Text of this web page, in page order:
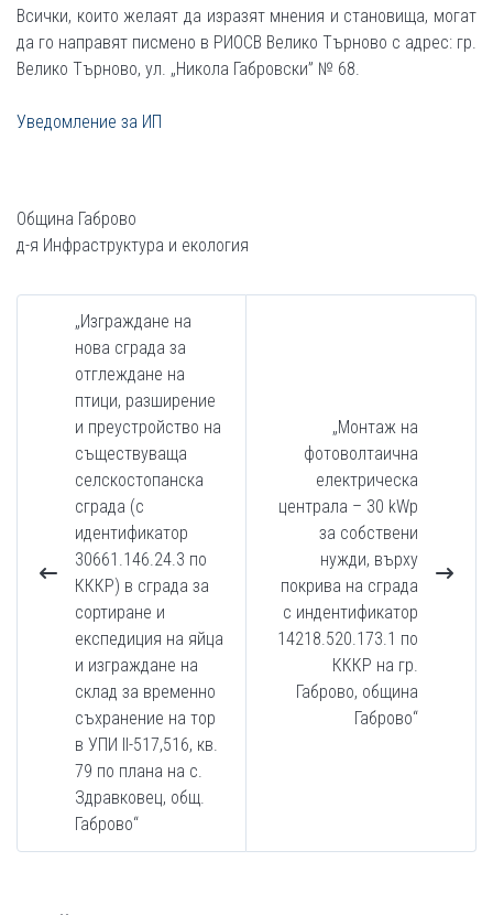
Всички, които желаят да изразят мнения и становища, могат
да го направят писмено в РИОСВ Велико Търново с адрес: гр.
Велико Търново, ул. „Никола Габровски” № 68.
Уведомление за ИП
Община Габрово
д-я Инфраструктура и екология
„Изграждане на
нова сграда за
отглеждане на
птици, разширение
и преустройство на
съществуваща
селскостопанска
сграда (с
идентификатор
30661.146.24.3 по
КККР) в сграда за
сортиране и
експедиция на яйца
и изграждане на
склад за временно
съхранение на тор
в УПИ II-517,516, кв.
79 по плана на с.
Здравковец, общ.
Габрово“
„Монтаж на
фотоволтаична
електрическа
централа – 30 kWp
за собствени
нужди, върху
покрива на сграда
с индентификатор
14218.520.173.1 по
КККР на гр.
Габрово, община
Габрово“